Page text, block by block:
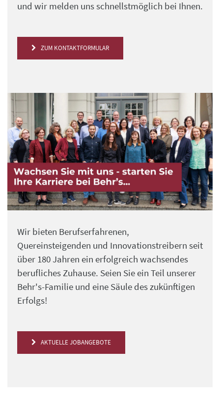
und wir melden uns schnellstmöglich bei Ihnen.
ZUM KONTAKTFORMULAR
Wir bieten Berufserfahrenen,
Quereinsteigenden und Innovationstreibern seit
über 180 Jahren ein erfolgreich wachsendes
berufliches Zuhause. Seien Sie ein Teil unserer
Behr's-Familie und eine Säule des zukünftigen
Erfolgs!
AKTUELLE JOBANGEBOTE